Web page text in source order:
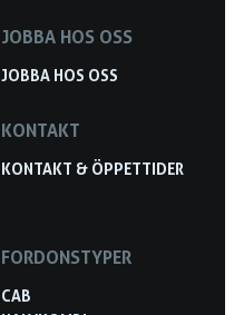
JOBBA HOS OSS
JOBBA HOS OSS
KONTAKT
KONTAKT & ÖPPETTIDER
FORDONSTYPER
CAB